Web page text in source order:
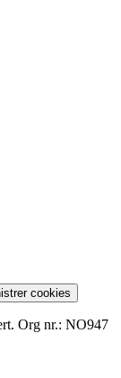
cookies
Org nr.: NO947